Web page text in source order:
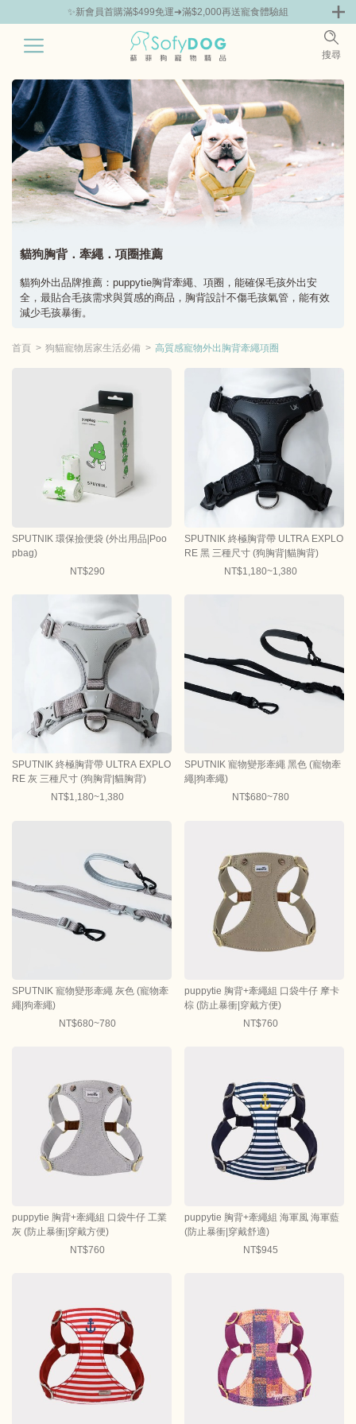
✨新會員首購滿$499免運➜滿$2,000再送寵食體驗組
搜尋
胸背 | 牽繩 | 項圈 外出用品 寵物器皿 | 飼料箱 毛孩生活用品百
貓狗胸背．牽繩．項圈推薦
貓狗外出品牌推薦：puppytie胸背牽繩、項圈，能確保毛孩外出安
全，最貼合毛孩需求與質感的商品，胸背設計不傷毛孩氣管，能有效
減少毛孩暴衝。
首頁 狗貓寵物居家生活必備 高質感寵物外出胸背牽繩項圈
SPUTNIK 環保撿便袋 (外出用品|Poo
pbag)
NT$290
SPUTNIK 終極胸背帶 ULTRA EXPLO
RE 黑 三種尺寸 (狗胸背|貓胸背)
NT$1,180~1,380
SPUTNIK 終極胸背帶 ULTRA EXPLO
RE 灰 三種尺寸 (狗胸背|貓胸背)
NT$1,180~1,380
SPUTNIK 寵物變形牽繩 黑色 (寵物牽
繩|狗牽繩)
NT$680~780
SPUTNIK 寵物變形牽繩 灰色 (寵物牽
繩|狗牽繩)
NT$680~780
puppytie 胸背+牽繩組 口袋牛仔 摩卡
棕 (防止暴衝|穿戴方便)
NT$760
puppytie 胸背+牽繩組 口袋牛仔 工業
灰 (防止暴衝|穿戴方便)
NT$760
puppytie 胸背+牽繩組 海軍風 海軍藍
(防止暴衝|穿戴舒適)
NT$945